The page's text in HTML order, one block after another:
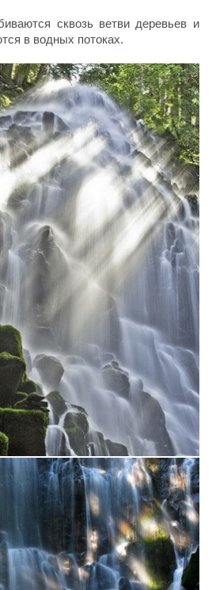
сквозь ветви деревьев и
в водных потоках.